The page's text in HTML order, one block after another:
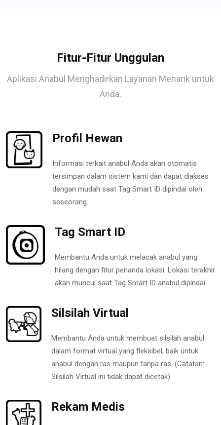
Fitur-Fitur Unggulan
Aplikasi Anabul Menghadirkan Layanan Menarik untuk
Anda.
Profil Hewan
Informasi terkait anabul Anda akan otomatis
tersimpan dalam sistem kami dan dapat diakses
dengan mudah saat Tag Smart ID dipindai oleh
seseorang.
Tag Smart ID
Membantu Anda untuk melacak anabul yang
hilang dengan fitur penanda lokasi. Lokasi terakhir
akan muncul saat Tag Smart ID anabul dipindai.
Silsilah Virtual
Membantu Anda untuk membuat silsilah anabul
dalam format virtual yang fleksibel, baik untuk
anabul dengan ras maupun tanpa ras. (Catatan:
Silsilah Virtual ini tidak dapat dicetak).
Rekam Medis